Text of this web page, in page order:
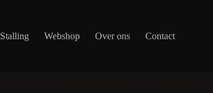
Stalling Webshop Over ons Contact